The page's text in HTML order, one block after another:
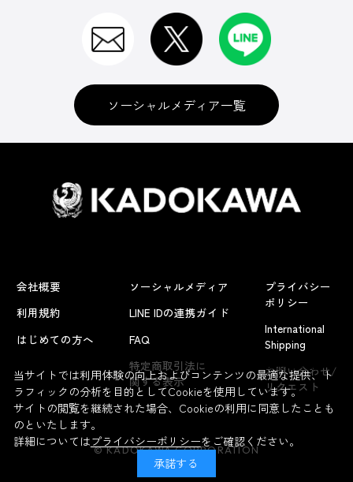
よくあるお問い合わせ
ソーシャルメディア一覧
会社概要
利用規約
はじめての方へ
ソーシャルメディア
LINE IDの連携ガイド
FAQ
特定商取引法に
関する表示
プライバシー
ポリシー
International
Shipping
お問い合わせ/
リクエスト
© KADOKAWA CORPORATION
当サイトでは利用体験の向上およびコンテンツの最適な提供、ト
ラフィックの分析を目的としてCookieを使用しています。
サイトの閲覧を継続された場合、Cookieの利用に同意したことも
のといたします。
詳細についてはプライバシーポリシーをご確認ください。
承諾する